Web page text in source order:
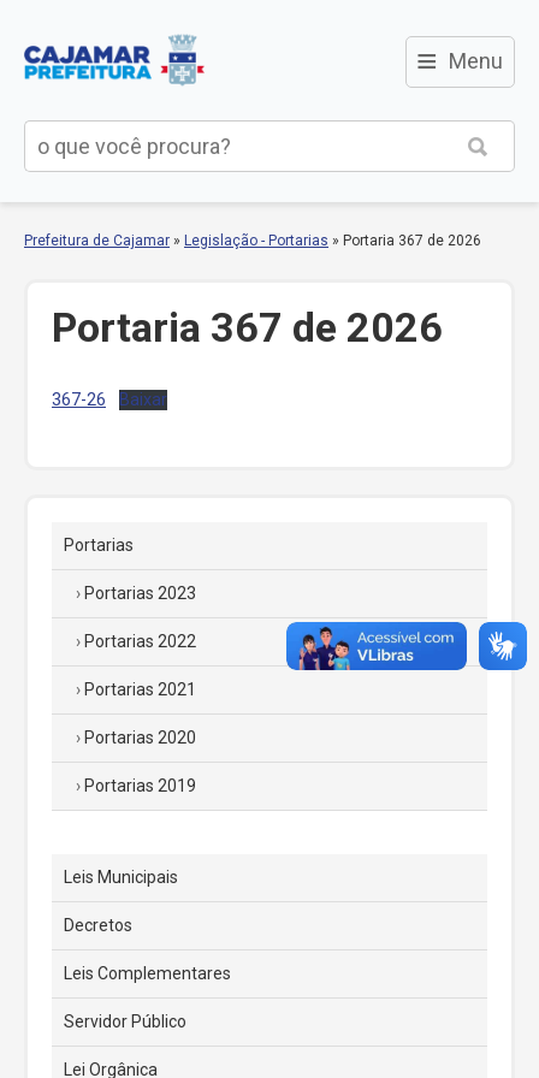
≡ Menu
Prefeitura de Cajamar » Legislação - Portarias » Portaria 367 de 2026
Portaria 367 de 2026
367-26 Baixar
Portarias
Portarias 2023
Portarias 2022
Portarias 2021
Portarias 2020
Portarias 2019
Leis Municipais
Decretos
Leis Complementares
Servidor Público
Lei Orgânica